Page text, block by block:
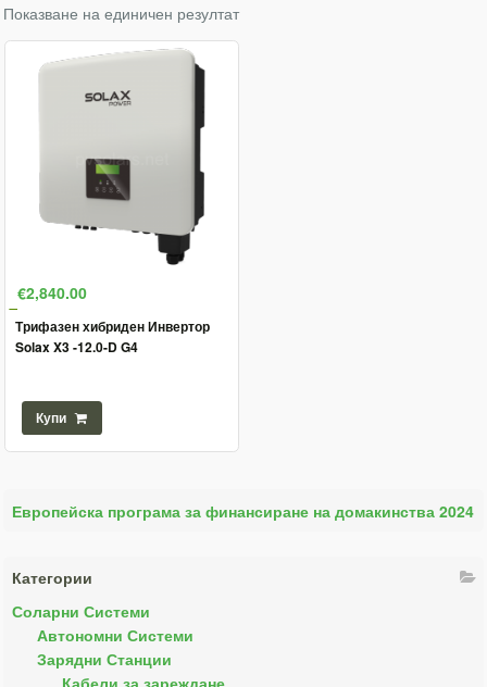
Показване на единичен резултат
€2,840.00
Трифазен хибриден Инвертор
Solax X3 -12.0-D G4
Купи
Европейска програма за финансиране на домакинства 2024
Категории
Соларни Системи
Автономни Системи
Зарядни Станции